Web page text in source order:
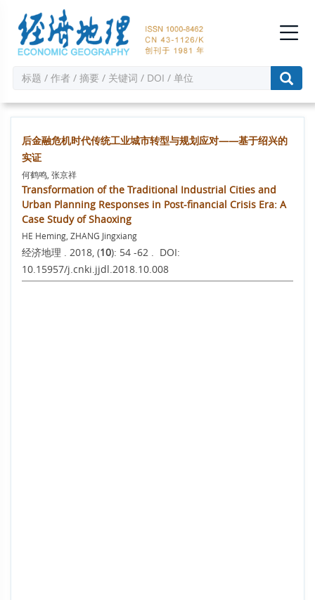
后金融危机时代传统工业城市转型与规划应对——基于绍兴的
实证
何鹤鸣, 张京祥
Transformation of the Traditional Industrial Cities and
Urban Planning Responses in Post-financial Crisis Era: A
Case Study of Shaoxing
HE Heming, ZHANG Jingxiang
经济地理 . 2018, (10): 54 -62 . DOI:
10.15957/j.cnki.jjdl.2018.10.008